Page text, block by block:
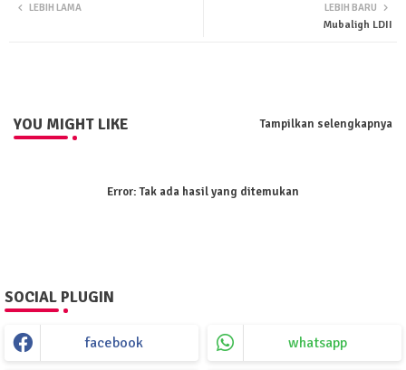
LEBIH BARU
Mubaligh LDII
LEBIH LAMA
YOU MIGHT LIKE Tampilkan selengkapnya
Error:Tak ada hasil yang ditemukan
SOCIAL PLUGIN
facebook whatsapp